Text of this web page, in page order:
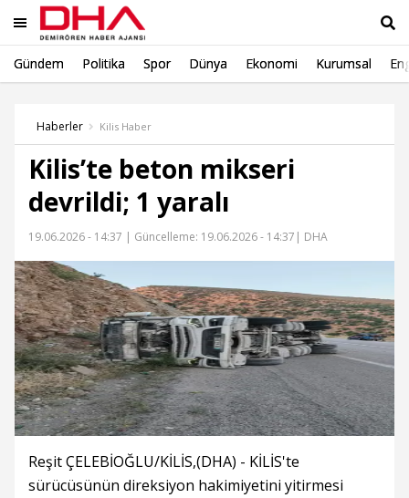
Gündem Politika Spor Dünya Ekonomi Kurumsal
Haberler Kilis Haber
Kilis’te beton mikseri
devrildi; 1 yaralı
19.06.2026 - 14:37 | Güncelleme: 19.06.2026 - 14:37 | DHA
Reşit ÇELEBİOĞLU/KİLİS,(DHA) - KİLİS'te
sürücüsünün direksiyon hakimiyetini yitirmesi